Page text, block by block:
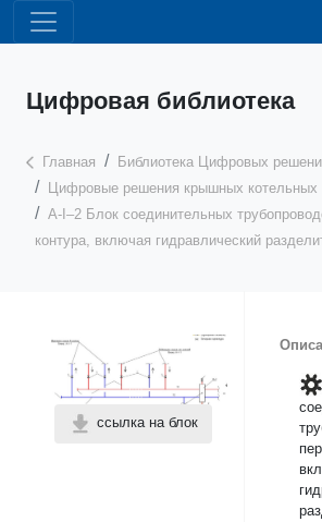
Цифровая библиотека
Главная
Библиотека Цифровых
Цифровые решения крышных котельных
А-I–2 Блок соединительных
контура, включая гидравлический
ссылка на блок